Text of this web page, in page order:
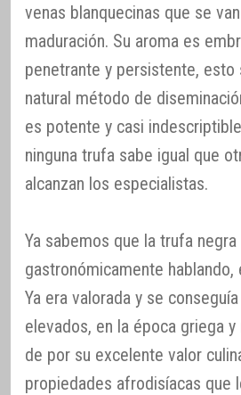
venas blanquecinas que se
maduración. Su aroma es
penetrante y persistente, esto
natural método de
es potente y casi
ninguna trufa sabe igual que
alcanzan los especialistas.
Ya sabemos que la trufa negra
gastronómicamente hablando,
Ya era valorada y se
elevados, en la época griega y
de por su excelente valor
propiedades afrodisíacas que